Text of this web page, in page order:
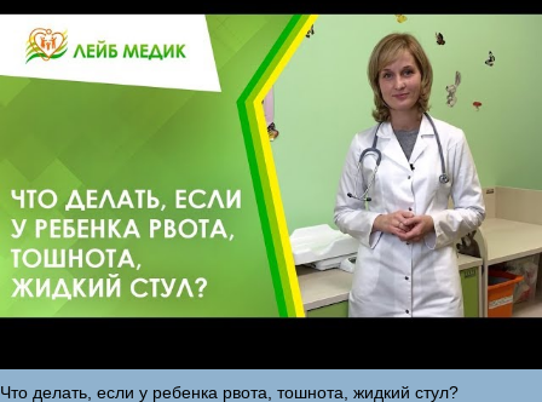
Что делать, если у ребенка рвота, тошнота, жидкий стул?